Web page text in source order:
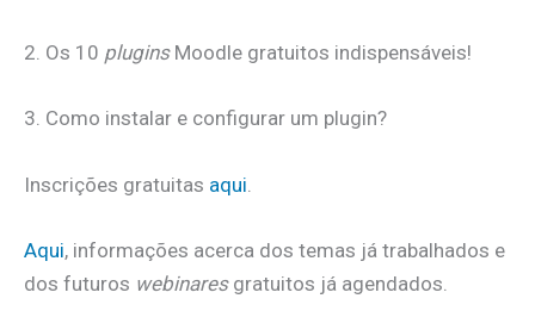
2. Os 10 pluginsMoodle gratuitos indispensáveis!
3. Como instalar e configurar um plugin?
Inscrições gratuitas aqui
Aqui, informações acerca dos temas já trabalhados e
dos futuros webinaresgratuitos já agendados.